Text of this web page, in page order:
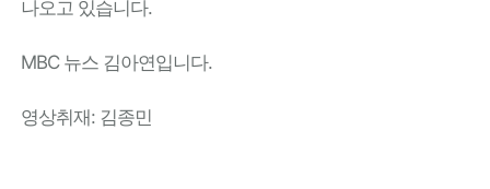
나오고 있습니다.
MBC 뉴스 김아연입니다.
영상취재: 김종민